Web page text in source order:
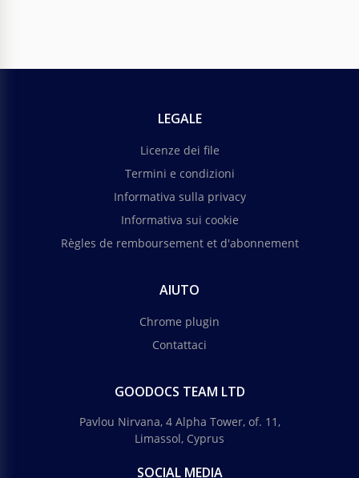
LEGALE
Licenze dei file
Termini e condizioni
Informativa sulla privacy
Informativa sui cookie
Règles de remboursement et d'abonnement
AIUTO
Chrome plugin
Contattaci
GOODOCS TEAM LTD
Pavlou Nirvana, 4 Alpha Tower, of. 11,
Limassol, Cyprus
SOCIAL MEDIA